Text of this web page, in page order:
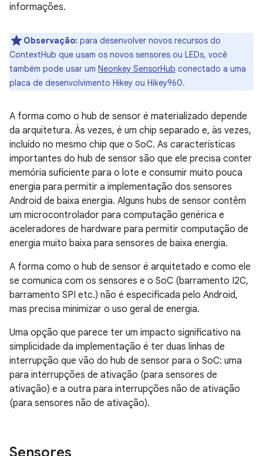
informações.
Observação: para desenvolver novos recursos do
ContextHub que usam os novos sensores ou LEDs, você
também pode usar um Neonkey SensorHub conectado a uma
placa de desenvolvimento Hikey ou Hikey960.
A forma como o hub de sensor é materializado depende
da arquitetura. Às vezes, é um chip separado e, às vezes,
incluído no mesmo chip que o SoC. As características
importantes do hub de sensor são que ele precisa conter
memória suficiente para o lote e consumir muito pouca
energia para permitir a implementação dos sensores
Android de baixa energia. Alguns hubs de sensor contêm
um microcontrolador para computação genérica e
aceleradores de hardware para permitir computação de
energia muito baixa para sensores de baixa energia.
A forma como o hub de sensor é arquitetado e como ele
se comunica com os sensores e o SoC (barramento I2C,
barramento SPI etc.) não é especificada pelo Android,
mas precisa minimizar o uso geral de energia.
Uma opção que parece ter um impacto significativo na
simplicidade da implementação é ter duas linhas de
interrupção que vão do hub de sensor para o SoC: uma
para interrupções de ativação (para sensores de
ativação) e a outra para interrupções não de ativação
(para sensores não de ativação).
Sensores